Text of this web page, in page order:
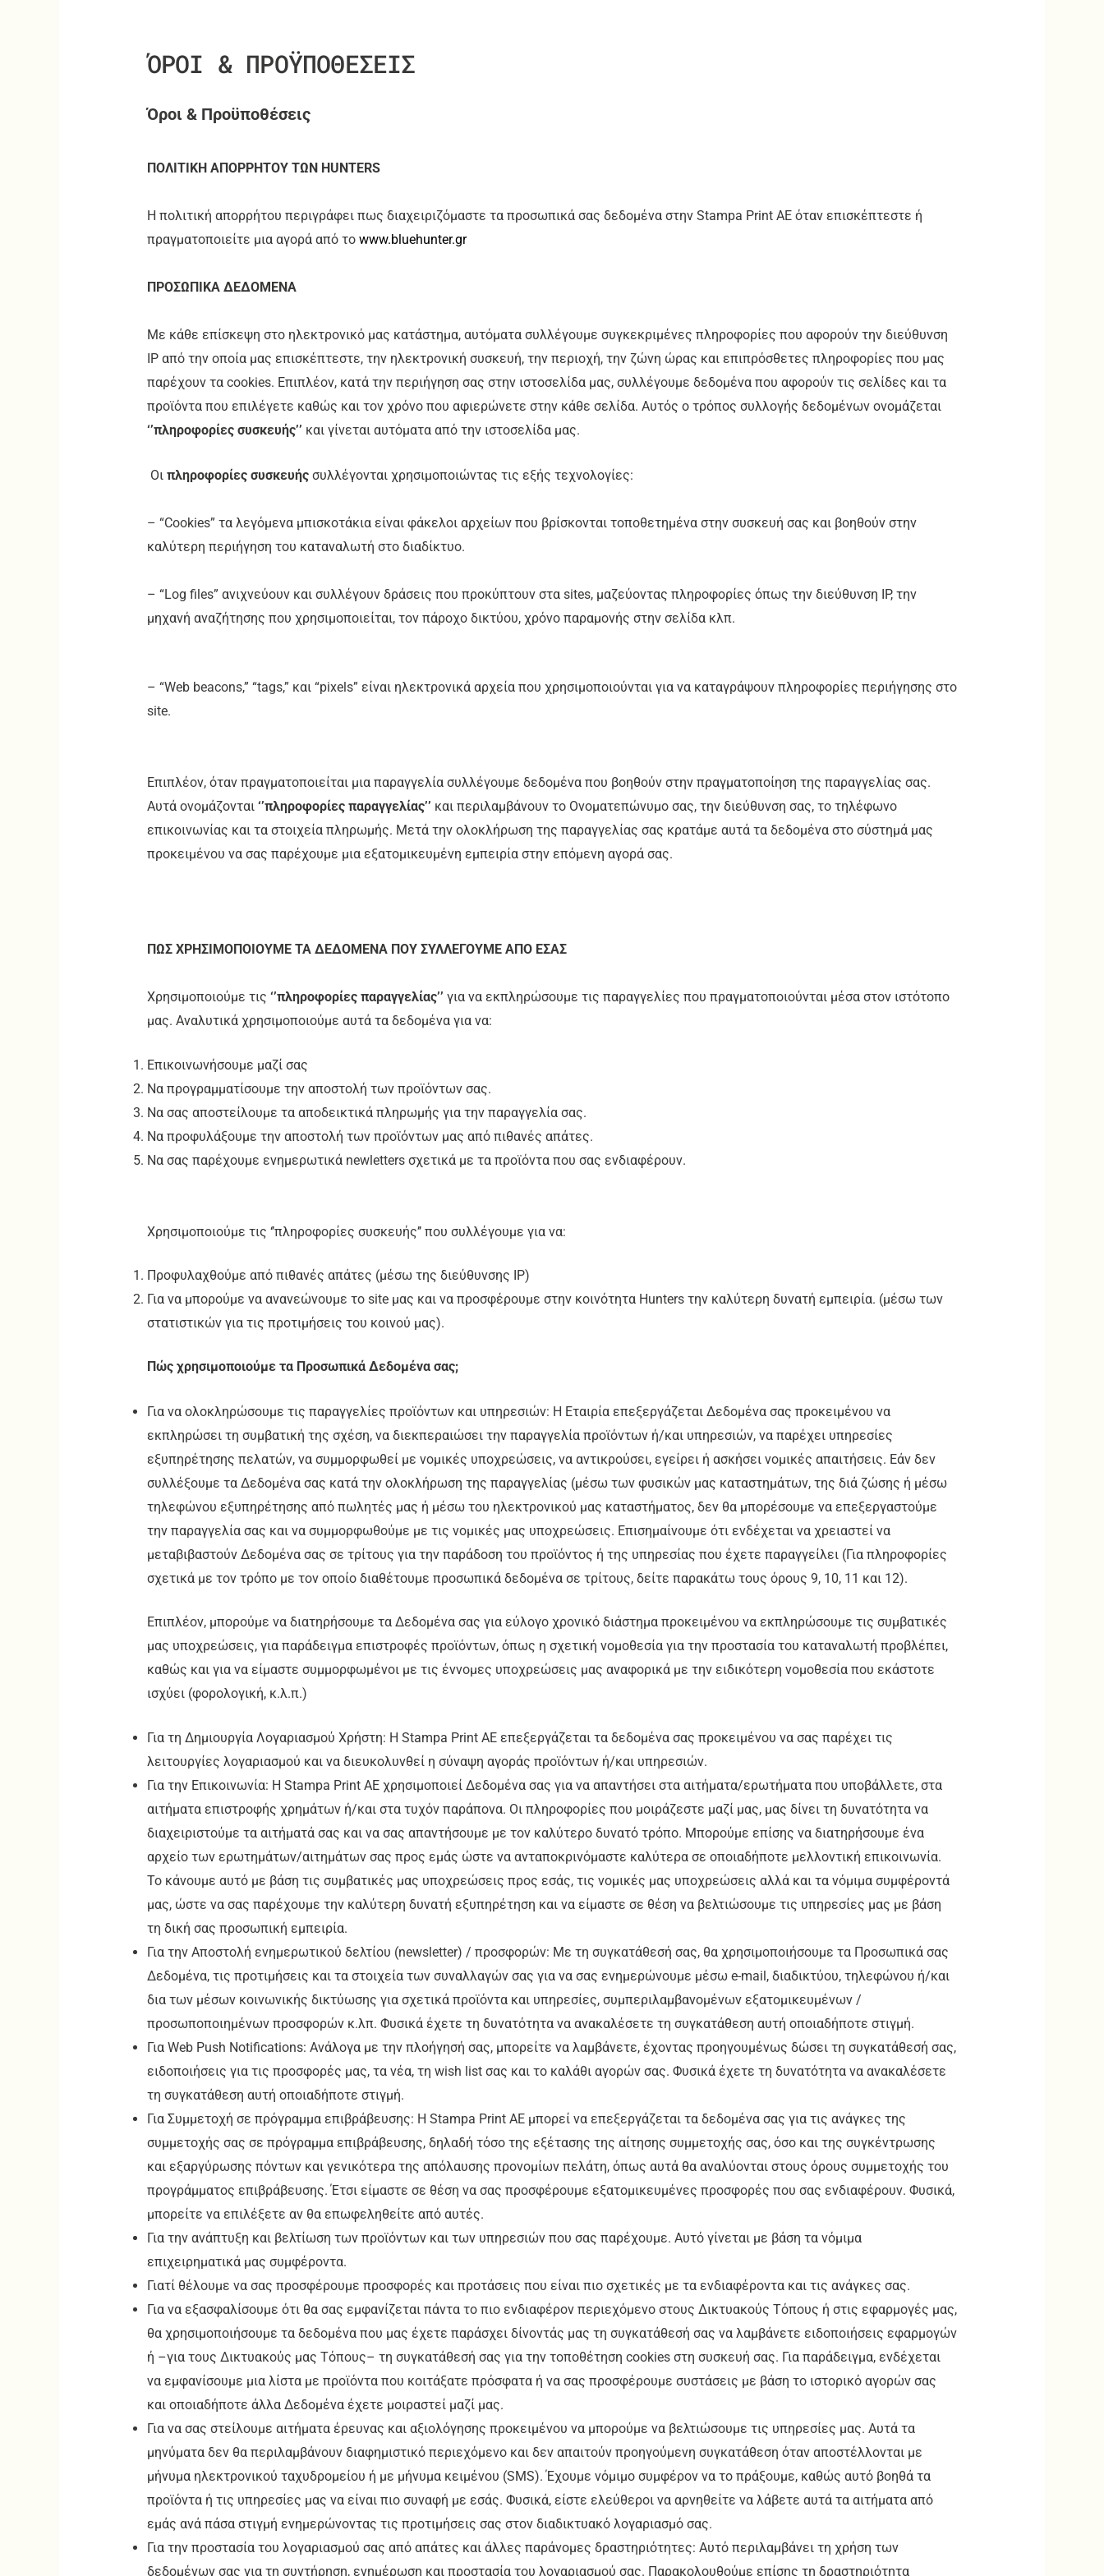
ΌΡΟΙ & ΠΡΟΫΠΟΘΕΣΕΙΣ
Όροι & Προϋποθέσεις
ΠΟΛΙΤΙΚΗ ΑΠΟΡΡΗΤΟΥ ΤΩΝ HUNTERS
Η πολιτική απορρήτου περιγράφει πως διαχειριζόμαστε τα προσωπικά σας δεδομένα στην Stampa Print AE όταν επισκέπτεστε ή
πραγματοποιείτε μια αγορά από το www.bluehunter.gr
ΠΡΟΣΩΠΙΚΑ ΔΕΔΟΜΕΝΑ
Με κάθε επίσκεψη στο ηλεκτρονικό μας κατάστημα, αυτόματα συλλέγουμε συγκεκριμένες πληροφορίες που αφορούν την διεύθυνση
IP από την οποία μας επισκέπτεστε, την ηλεκτρονική συσκευή, την περιοχή, την ζώνη ώρας και επιπρόσθετες πληροφορίες που μας
παρέχουν τα cookies. Επιπλέον, κατά την περιήγηση σας στην ιστοσελίδα μας, συλλέγουμε δεδομένα που αφορούν τις σελίδες και τα
προϊόντα που επιλέγετε καθώς και τον χρόνο που αφιερώνετε στην κάθε σελίδα. Αυτός ο τρόπος συλλογής δεδομένων ονομάζεται
‘’πληροφορίες συσκευής’’ και γίνεται αυτόματα από την ιστοσελίδα μας.
Οι πληροφορίες συσκευήςσυλλέγονται χρησιμοποιώντας τις εξής τεχνολογίες:
– “Cookies” τα λεγόμενα μπισκοτάκια είναι φάκελοι αρχείων που βρίσκονται τοποθετημένα στην συσκευή σας και βοηθούν στην
καλύτερη περιήγηση του καταναλωτή στο διαδίκτυο.
– “Log files” ανιχνεύουν και συλλέγουν δράσεις που προκύπτουν στα sites, μαζεύοντας πληροφορίες όπως την διεύθυνση IP, την
μηχανή αναζήτησης που χρησιμοποιείται, τον πάροχο δικτύου, χρόνο παραμονής στην σελίδα κλπ.
– “Web beacons,” “tags,” και “pixels” είναι ηλεκτρονικά αρχεία που χρησιμοποιούνται για να καταγράψουν πληροφορίες περιήγησης στο
site.
Επιπλέον, όταν πραγματοποιείται μια παραγγελία συλλέγουμε δεδομένα που βοηθούν στην πραγματοποίηση της παραγγελίας σας.
Αυτά ονομάζονται ‘’πληροφορίες παραγγελίας’’ και περιλαμβάνουν το Ονοματεπώνυμο σας, την διεύθυνση σας, το τηλέφωνο
επικοινωνίας και τα στοιχεία πληρωμής. Μετά την ολοκλήρωση της παραγγελίας σας κρατάμε αυτά τα δεδομένα στο σύστημά μας
προκειμένου να σας παρέχουμε μια εξατομικευμένη εμπειρία στην επόμενη αγορά σας.
ΠΩΣ ΧΡΗΣΙΜΟΠΟΙΟΥΜΕ ΤΑ ΔΕΔΟΜΕΝΑ ΠΟΥ ΣΥΛΛΕΓΟΥΜΕ ΑΠΟ ΕΣΑΣ
Χρησιμοποιούμε τις ‘’πληροφορίες παραγγελίας’’ για να εκπληρώσουμε τις παραγγελίες που πραγματοποιούνται μέσα στον ιστότοπο
μας. Αναλυτικά χρησιμοποιούμε αυτά τα δεδομένα για να:
Επικοινωνήσουμε μαζί σας
Να προγραμματίσουμε την αποστολή των προϊόντων σας.
Να σας αποστείλουμε τα αποδεικτικά πληρωμής για την παραγγελία σας.
Να προφυλάξουμε την αποστολή των προϊόντων μας από πιθανές απάτες.
Να σας παρέχουμε ενημερωτικά newletters σχετικά με τα προϊόντα που σας ενδιαφέρουν.
Χρησιμοποιούμε τις ‘’πληροφορίες συσκευής’’ που συλλέγουμε για να:
Προφυλαχθούμε από πιθανές απάτες (μέσω της διεύθυνσης IP)
Για να μπορούμε να ανανεώνουμε το site μας και να προσφέρουμε στην κοινότητα Hunters την καλύτερη δυνατή εμπειρία. (μέσω των
στατιστικών για τις προτιμήσεις του κοινού μας).
Πώς χρησιμοποιούμε τα Προσωπικά Δεδομένα σας;
Για να ολοκληρώσουμε τις παραγγελίες προϊόντων και υπηρεσιών: Η Εταιρία επεξεργάζεται Δεδομένα σας προκειμένου να
εκπληρώσει τη συμβατική της σχέση, να διεκπεραιώσει την παραγγελία προϊόντων ή/και υπηρεσιών, να παρέχει υπηρεσίες
εξυπηρέτησης πελατών, να συμμορφωθεί με νομικές υποχρεώσεις, να αντικρούσει, εγείρει ή ασκήσει νομικές απαιτήσεις. Εάν δεν
συλλέξουμε τα Δεδομένα σας κατά την ολοκλήρωση της παραγγελίας (μέσω των φυσικών μας καταστημάτων, της διά ζώσης ή μέσω
τηλεφώνου εξυπηρέτησης από πωλητές μας ή μέσω του ηλεκτρονικού μας καταστήματος, δεν θα μπορέσουμε να επεξεργαστούμε
την παραγγελία σας και να συμμορφωθούμε με τις νομικές μας υποχρεώσεις. Επισημαίνουμε ότι ενδέχεται να χρειαστεί να
μεταβιβαστούν Δεδομένα σας σε τρίτους για την παράδοση του προϊόντος ή της υπηρεσίας που έχετε παραγγείλει (Για πληροφορίες
σχετικά με τον τρόπο με τον οποίο διαθέτουμε προσωπικά δεδομένα σε τρίτους, δείτε παρακάτω τους όρους 9, 10, 11 και 12).
Επιπλέον, μπορούμε να διατηρήσουμε τα Δεδομένα σας για εύλογο χρονικό διάστημα προκειμένου να εκπληρώσουμε τις συμβατικές
μας υποχρεώσεις, για παράδειγμα επιστροφές προϊόντων, όπως η σχετική νομοθεσία για την προστασία του καταναλωτή προβλέπει,
καθώς και για να είμαστε συμμορφωμένοι με τις έννομες υποχρεώσεις μας αναφορικά με την ειδικότερη νομοθεσία που εκάστοτε
ισχύει (φορολογική, κ.λ.π.)
Για τη Δημιουργία Λογαριασμού Χρήστη: Η Stampa Print AE επεξεργάζεται τα δεδομένα σας προκειμένου να σας παρέχει τις
λειτουργίες λογαριασμού και να διευκολυνθεί η σύναψη αγοράς προϊόντων ή/και υπηρεσιών.
Για την Επικοινωνία: Η Stampa Print AE χρησιμοποιεί Δεδομένα σας για να απαντήσει στα αιτήματα/ερωτήματα που υποβάλλετε, στα
αιτήματα επιστροφής χρημάτων ή/και στα τυχόν παράπονα. Οι πληροφορίες που μοιράζεστε μαζί μας, μας δίνει τη δυνατότητα να
διαχειριστούμε τα αιτήματά σας και να σας απαντήσουμε με τον καλύτερο δυνατό τρόπο. Μπορούμε επίσης να διατηρήσουμε ένα
αρχείο των ερωτημάτων/αιτημάτων σας προς εμάς ώστε να ανταποκρινόμαστε καλύτερα σε οποιαδήποτε μελλοντική επικοινωνία.
Το κάνουμε αυτό με βάση τις συμβατικές μας υποχρεώσεις προς εσάς, τις νομικές μας υποχρεώσεις αλλά και τα νόμιμα συμφέροντά
μας, ώστε να σας παρέχουμε την καλύτερη δυνατή εξυπηρέτηση και να είμαστε σε θέση να βελτιώσουμε τις υπηρεσίες μας με βάση
τη δική σας προσωπική εμπειρία.
Για την Αποστολή ενημερωτικού δελτίου (newsletter) / προσφορών: Με τη συγκατάθεσή σας, θα χρησιμοποιήσουμε τα Προσωπικά σας
Δεδομένα, τις προτιμήσεις και τα στοιχεία των συναλλαγών σας για να σας ενημερώνουμε μέσω e-mail, διαδικτύου, τηλεφώνου ή/και
δια των μέσων κοινωνικής δικτύωσης για σχετικά προϊόντα και υπηρεσίες, συμπεριλαμβανομένων εξατομικευμένων /
προσωποποιημένων προσφορών κ.λπ. Φυσικά έχετε τη δυνατότητα να ανακαλέσετε τη συγκατάθεση αυτή οποιαδήποτε στιγμή.
Για Web Push Notifications: Ανάλογα με την πλοήγησή σας, μπορείτε να λαμβάνετε, έχοντας πρoηγουμένως δώσει τη συγκατάθεσή σας,
ειδοποιήσεις για τις προσφορές μας, τα νέα, τη wish list σας και το καλάθι αγορών σας. Φυσικά έχετε τη δυνατότητα να ανακαλέσετε
τη συγκατάθεση αυτή οποιαδήποτε στιγμή.
Για Συμμετοχή σε πρόγραμμα επιβράβευσης: Η Stampa Print AE μπορεί να επεξεργάζεται τα δεδομένα σας για τις ανάγκες της
συμμετοχής σας σε πρόγραμμα επιβράβευσης, δηλαδή τόσο της εξέτασης της αίτησης συμμετοχής σας, όσο και της συγκέντρωσης
και εξαργύρωσης πόντων και γενικότερα της απόλαυσης προνομίων πελάτη, όπως αυτά θα αναλύονται στους όρους συμμετοχής του
προγράμματος επιβράβευσης. Έτσι είμαστε σε θέση να σας προσφέρουμε εξατομικευμένες προσφορές που σας ενδιαφέρουν. Φυσικά,
μπορείτε να επιλέξετε αν θα επωφεληθείτε από αυτές.
Για την ανάπτυξη και βελτίωση των προϊόντων και των υπηρεσιών που σας παρέχουμε. Αυτό γίνεται με βάση τα νόμιμα
επιχειρηματικά μας συμφέροντα.
Γιατί θέλουμε να σας προσφέρουμε προσφορές και προτάσεις που είναι πιο σχετικές με τα ενδιαφέροντα και τις ανάγκες σας.
Για να εξασφαλίσουμε ότι θα σας εμφανίζεται πάντα το πιο ενδιαφέρον περιεχόμενο στους Δικτυακούς Τόπους ή στις εφαρμογές μας,
θα χρησιμοποιήσουμε τα δεδομένα που μας έχετε παράσχει δίνοντάς μας τη συγκατάθεσή σας να λαμβάνετε ειδοποιήσεις εφαρμογών
ή –για τους Δικτυακούς μας Τόπους– τη συγκατάθεσή σας για την τοποθέτηση cookies στη συσκευή σας. Για παράδειγμα, ενδέχεται
να εμφανίσουμε μια λίστα με προϊόντα που κοιτάξατε πρόσφατα ή να σας προσφέρουμε συστάσεις με βάση το ιστορικό αγορών σας
και οποιαδήποτε άλλα Δεδομένα έχετε μοιραστεί μαζί μας.
Για να σας στείλουμε αιτήματα έρευνας και αξιολόγησης προκειμένου να μπορούμε να βελτιώσουμε τις υπηρεσίες μας. Αυτά τα
μηνύματα δεν θα περιλαμβάνουν διαφημιστικό περιεχόμενο και δεν απαιτούν προηγούμενη συγκατάθεση όταν αποστέλλονται με
μήνυμα ηλεκτρονικού ταχυδρομείου ή με μήνυμα κειμένου (SMS). Έχουμε νόμιμο συμφέρον να το πράξουμε, καθώς αυτό βοηθά τα
προϊόντα ή τις υπηρεσίες μας να είναι πιο συναφή με εσάς. Φυσικά, είστε ελεύθεροι να αρνηθείτε να λάβετε αυτά τα αιτήματα από
εμάς ανά πάσα στιγμή ενημερώνοντας τις προτιμήσεις σας στον διαδικτυακό λογαριασμό σας.
Για την προστασία του λογαριασμού σας από απάτες και άλλες παράνομες δραστηριότητες: Αυτό περιλαμβάνει τη χρήση των
δεδομένων σας για τη συντήρηση, ενημέρωση και προστασία του λογαριασμού σας. Παρακολουθούμε επίσης τη δραστηριότητα